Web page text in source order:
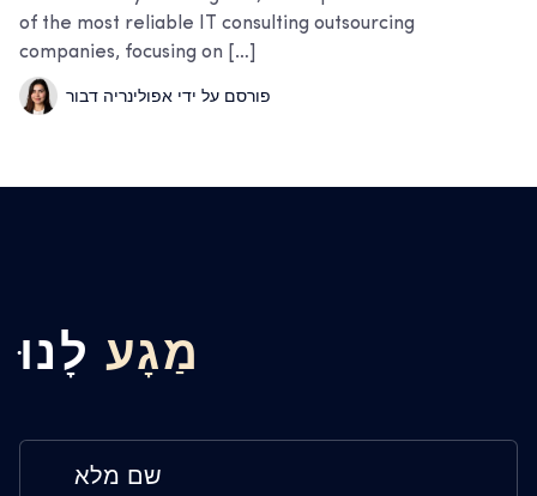
of the most reliable IT consulting outsourcing
companies, focusing on […]
פורסם על ידי אפולינריה דבור
מַגָע לָנוּ